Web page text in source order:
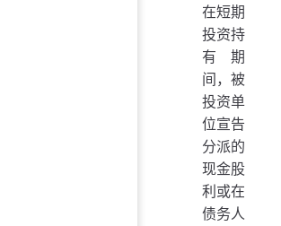
在短期
投资持
有期
间，被
投资单
位宣告
分派的
现金股
利或在
债务人